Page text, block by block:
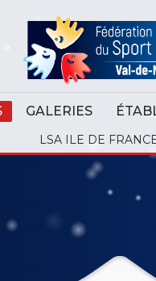
GALERIES
LSA ILE DE